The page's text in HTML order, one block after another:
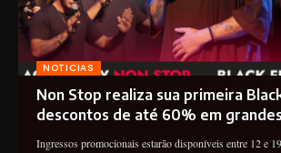
NOTICIAS
Non Stop realiza sua primeira
descontos de até 60% em
Ingressos promocionais estarão disponíveis entre 12 e